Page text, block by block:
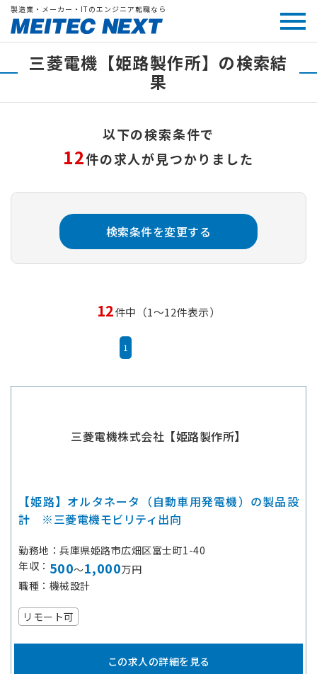
製造業・メーカー・ITのエンジニア転職なら
三菱電機【姫路製作所】の検索結
果
以下の検索条件で
12件の求人が見つかりました
検索条件を変更する
12件中（1～12件表示）
1
三菱電機株式会社【姫路製作所】
【姫路】オルタネータ（自動車用発電機）の製品設
計 ※三菱電機モビリティ出向
勤務地
兵庫県姫路市広畑区富士町1-40
年収
500～1,000万円
職種
機械設計
リモート可
この求人の詳細を見る